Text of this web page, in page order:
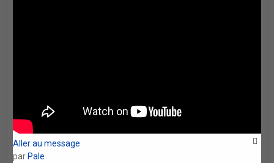
Aller au message
par Pale